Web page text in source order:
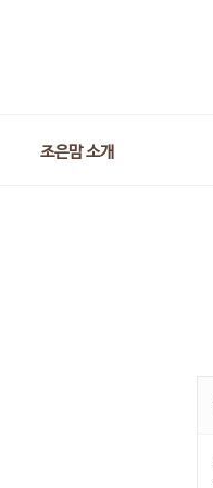
조은맘 소개